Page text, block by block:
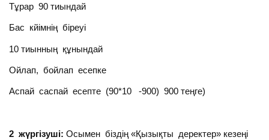
Тұрар 90 тиындай
Бас кйімнің біреуі
10 тиынның құнындай
Ойлап, бойлап есепке
Аспай саспай есепте (90*10 -900) 900 теңге)
2 жүргізуші: Осымен біздің «Қызықты деректер» кезеңі